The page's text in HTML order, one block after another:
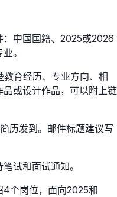
：中国国籍、2025或2026
。
育经历、专业方向、相
或设计作品，可以附上链
历发到。邮件标题建议写
试和面试通知。
4个岗位，面向2025和